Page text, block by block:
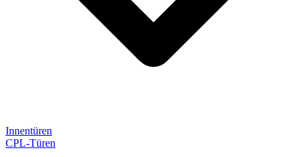
Innentüren
CPL-Türen